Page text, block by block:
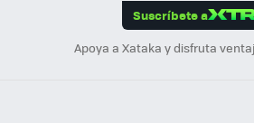
Suscríbete a
Apoya a Xataka y disfruta